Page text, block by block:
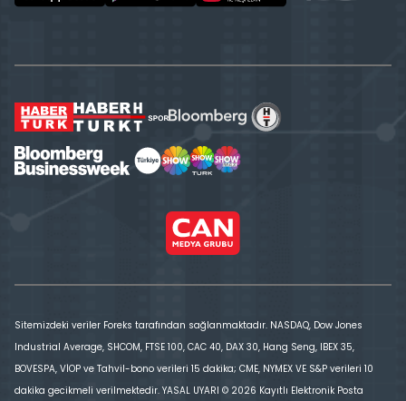
Sitemizdeki veriler Foreks tarafından sağlanmaktadır. NASDAQ, Dow Jones
Industrial Average, SHCOM, FTSE 100, CAC 40, DAX 30, Hang Seng, IBEX 35,
BOVESPA, VİOP ve Tahvil-bono verileri 15 dakika; CME, NYMEX VE S&P verileri 10
dakika gecikmeli verilmektedir. YASAL UYARI © 2026 Kayıtlı Elektronik Posta